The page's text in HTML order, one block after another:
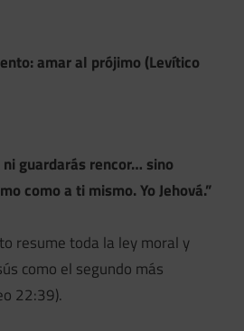
amar al prójimo (Levítico
guardarás rencor… sino
como a ti mismo. Yo Jehová.”
resume toda la ley moral y
como el segundo más
22:39).